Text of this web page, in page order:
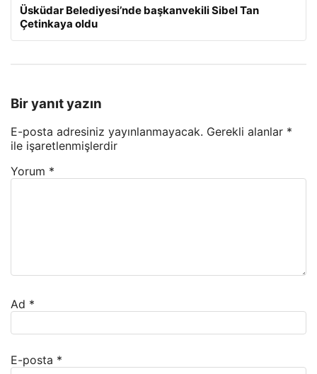
Üsküdar Belediyesi’nde başkanvekili Sibel Tan
Çetinkaya oldu
Bir yanıt yazın
E-posta adresiniz yayınlanmayacak. Gerekli alanlar *
ile işaretlenmişlerdir
Yorum *
Ad *
E-posta *